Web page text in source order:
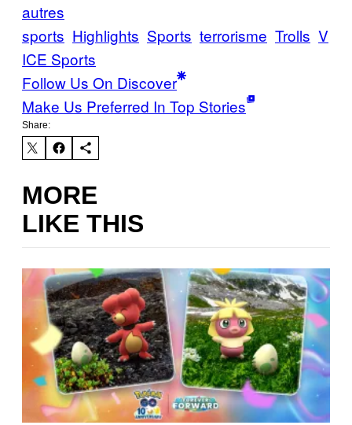
autres
sports Highlights Sports terrorisme Trolls V
ICE Sports
Follow Us On Discover
Make Us Preferred In Top Stories
Share:
MORE
LIKE THIS